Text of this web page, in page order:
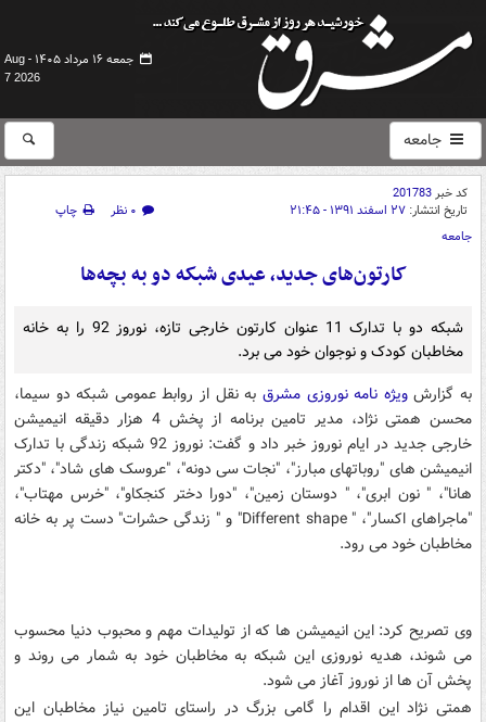
جمعه ۱۶ مرداد ۱۴۰۵ -
Aug
7 2026
جامعه
کد خبر201783
تاریخ انتشار: ۲۷ اسفند ۱۳۹۱ - ۲۱:۴۵ ۰ نظر
چاپ
جامعه
کارتون‌های جدید، عیدی شبکه دو به بچه‌ها
شبکه دو با تدارک 11 عنوان کارتون خارجی تازه، نوروز 92 را به خانه
مخاطبان کودک و نوجوان خود می برد.
به گزارشویژه نامه نوروزی مشرق به نقل از روابط عمومی شبکه دو سیما،
محسن همتی نژاد، مدیر تامین برنامه از پخش 4 هزار دقیقه انیمیشن
خارجی جدید در ایام نوروز خبر داد و گفت: نوروز 92 شبکه زندگی با تدارک
انیمیشن های "روباتهای مبارز"، "نجات سی دونه"، "عروسک های شاد"، "دکتر
هانا"، " نون ابری"، " دوستان زمین"، "دورا دختر کنجکاو"، "خرس مهتاب"،
"ماجراهای اکسار"، " Different shape" و " زندگی حشرات" دست پر به خانه
مخاطبان خود می رود.
وی تصریح کرد: این انیمیشن ها که از تولیدات مهم و محبوب دنیا محسوب
می شوند، هدیه نوروزی این شبکه به مخاطبان خود به شمار می روند و
پخش آن ها از نوروز آغاز می شود.
همتی نژاد این اقدام را گامی بزرگ در راستای تامین نیاز مخاطبان این